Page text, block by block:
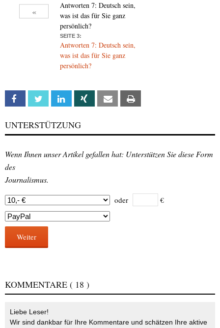
«
Antworten 7: Deutsch sein,
was ist das für Sie ganz
persönlich?
SEITE 3:
Antworten 7: Deutsch sein,
was ist das für Sie ganz
persönlich?
Facebook Twitter Linkedin Xing Email
UNTERSTÜTZUNG
Wenn Ihnen unser Artikel gefallen hat: Unterstützen Sie diese Form
des
Journalismus.
oder €
Weiter
KOMMENTARE ( 18 )
Liebe Leser!
Wir sind dankbar für Ihre Kommentare und schätzen Ihre aktive